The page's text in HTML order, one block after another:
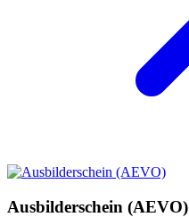
Ausbilderschein (AEVO)